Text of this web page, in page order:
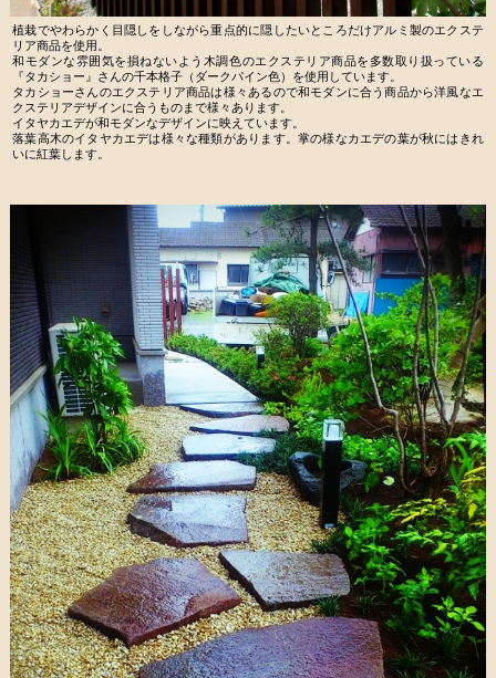
植栽でやわらかく目隠しをしながら重点的に隠したいところだけアルミ製のエクステ
リア商品を使用。
和モダンな雰囲気を損ねないよう木調色のエクステリア商品を多数取り扱っている
『タカショー』さんの千本格子（ダークパイン色）を使用しています。
タカショーさんのエクステリア商品は様々あるので和モダンに合う商品から洋風なエ
クステリアデザインに合うものまで様々あります。
イタヤカエデが和モダンなデザインに映えています。
落葉高木のイタヤカエデは様々な種類があります。掌の様なカエデの葉が秋にはきれ
いに紅葉します。